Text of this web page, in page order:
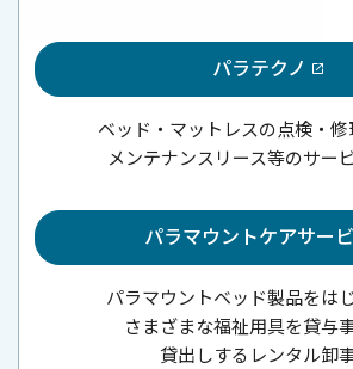
パラテクノ
ベッド・マットレスの点検・修
メンテナンスリース等のサー
パラマウントケアサー
パラマウントベッド製品をは
さまざまな福祉用具を貸与
貸出しするレンタル卸